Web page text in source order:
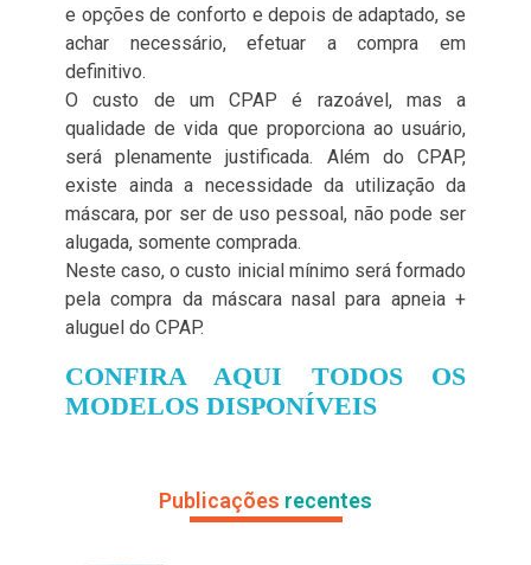
e opções de conforto e depois de adaptado, se
achar necessário, efetuar a compra em
definitivo.
O custo de um CPAP é razoável, mas a
qualidade de vida que proporciona ao usuário,
será plenamente justificada. Além do CPAP,
existe ainda a necessidade da utilização da
máscara, por ser de uso pessoal, não pode ser
alugada, somente comprada.
Neste caso, o custo inicial mínimo será formado
pela compra da máscara nasal para apneia +
aluguel do CPAP.
CONFIRA AQUI TODOS OS
MODELOS DISPONÍVEIS
Publicações recentes